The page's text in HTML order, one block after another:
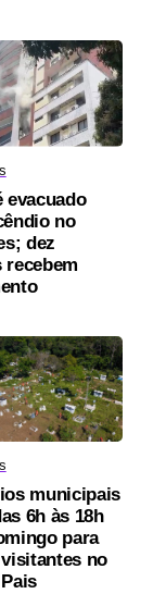
evacuado
no
dez
recebem
municipais
6h às 18h
para
no